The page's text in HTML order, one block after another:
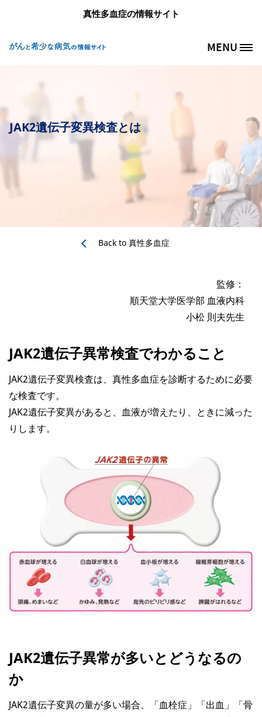
メインコンテンツに移動
真性多血症の情報サイト
Site Logo MENU
JAK2遺伝子変異検査とは
Back to 真性多血症
監修：
順天堂大学医学部 血液内科
小松 則夫先生
JAK2遺伝子異常検査でわかること
JAK2遺伝子変異検査は、真性多血症を診断するために必要
な検査です。
JAK2遺伝子変異があると、血液が増えたり、ときに減った
りします。
JAK2遺伝子異常が多いとどうなるの
か
JAK2遺伝子変異の量が多い場合、「血栓症」「出血」「骨